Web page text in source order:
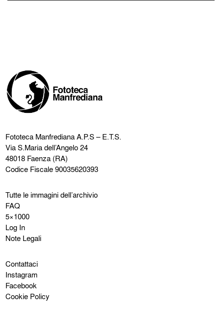
Fototeca ManfredianaA.P.S – E.T.S.
Via S.Maria dell’Angelo 24
48018 Faenza (RA)
Codice Fiscale 90035620393
Tutte le immagini dell’archivio
FAQ
5×1000
Log In
Note Legali
Contattaci
Instagram
Facebook
Cookie Policy